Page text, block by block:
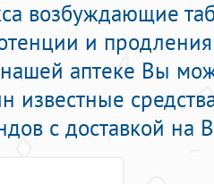
возбуждающие
и продления
аптеке Вы
известные
с доставкой на